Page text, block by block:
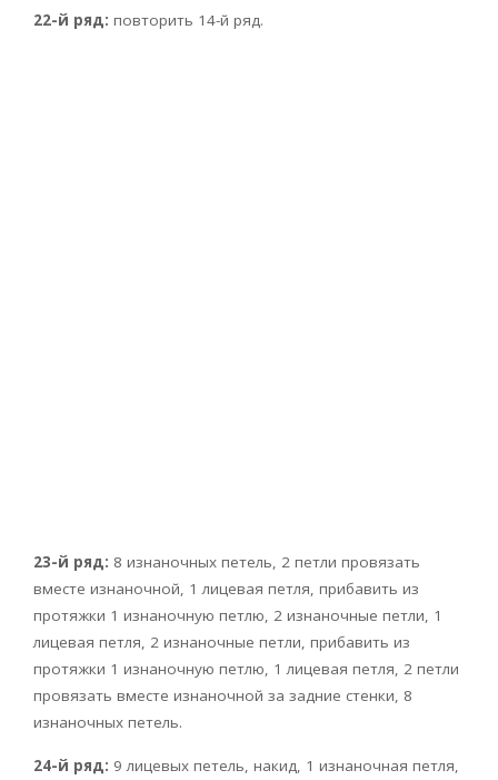
22-й ряд: повторить 14-й ряд.
23-й ряд: 8 изнаночных петель, 2 петли провязать
вместе изнаночной, 1 лицевая петля, прибавить из
протяжки 1 изнаночную петлю, 2 изнаночные петли, 1
лицевая петля, 2 изнаночные петли, прибавить из
протяжки 1 изнаночную петлю, 1 лицевая петля, 2 петли
провязать вместе изнаночной за задние стенки, 8
изнаночных петель.
24-й ряд: 9 лицевых петель, накид, 1 изнаночная петля,